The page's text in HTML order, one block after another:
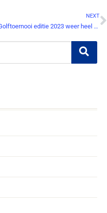
NEXT
Golftoernooi editie 2023 weer heel geslaagd.